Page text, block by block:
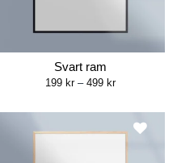
Svart ram
199 kr – 499 krPrice
through
499 kr